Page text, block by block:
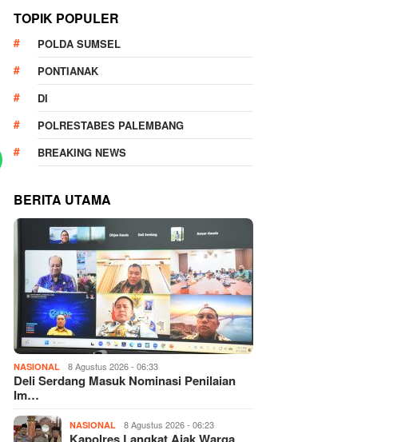
TOPIK POPULER
POLDA SUMSEL
PONTIANAK
DI
POLRESTABES PALEMBANG
BREAKING NEWS
BERITA UTAMA
NASIONAL 8 Agustus 2026 - 06:33
Deli Serdang Masuk Nominasi Penilaian
Im…
NASIONAL 8 Agustus 2026 - 06:23